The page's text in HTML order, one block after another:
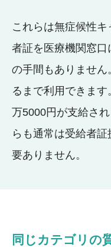
これらは無症候性
者証を医療機関窓
の手間もありませ
るまで利用できま
万5000円が支給さ
らも通常は受給者
要ありません。
同じカテゴリの